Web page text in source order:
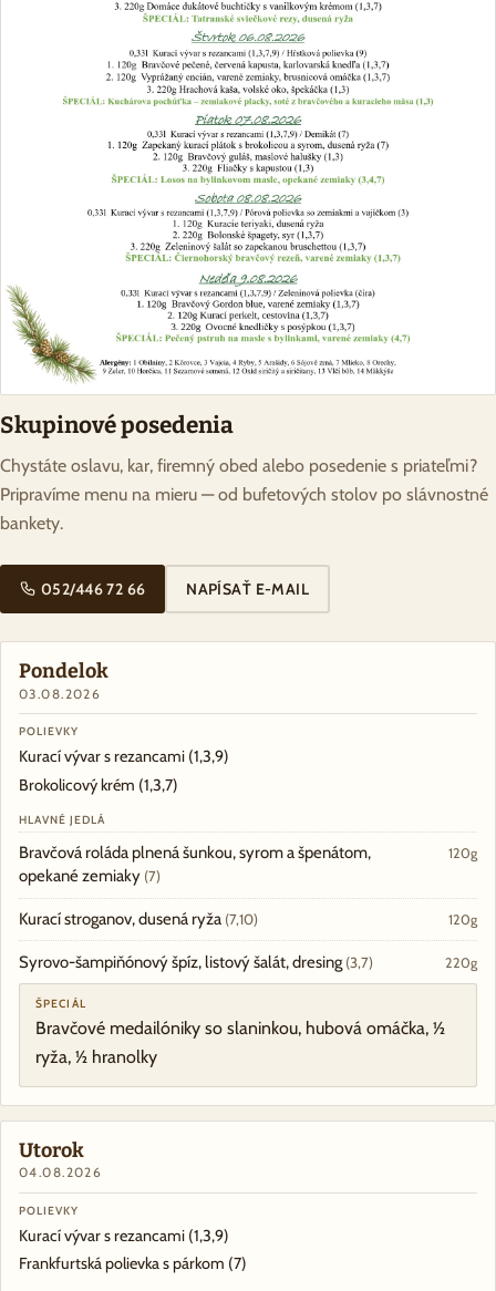
Skupinové posedenia
Chystáte oslavu, kar, firemný obed alebo posedenie s priateľmi?
Pripravíme menu na mieru — od bufetových stolov po slávnostné
bankety.
052/446 72 66 NAPÍSAŤ E-MAIL
Pondelok
03.08.2026
POLIEVKY
Kurací vývar s rezancami (1,3,9)
Brokolicový krém (1,3,7)
HLAVNÉ JEDLÁ
Bravčová roláda plnená šunkou, syrom a špenátom,
opekané zemiaky (7)
120g
Kurací stroganov, dusená ryža (7,10) 120g
Syrovo-šampiňónový špíz, listový šalát, dresing (3,7) 220g
ŠPECIÁL
Bravčové medailóniky so slaninkou, hubová omáčka, ½
ryža, ½ hranolky
Utorok
04.08.2026
POLIEVKY
Kurací vývar s rezancami (1,3,9)
Frankfurtská polievka s párkom (7)